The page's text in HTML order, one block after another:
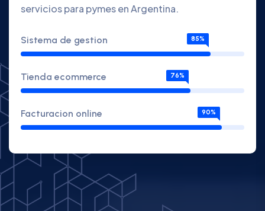
servicios para pymes en Argentina.
Sistema de gestion 85%
Tienda ecommerce 76%
Facturacion online 90%